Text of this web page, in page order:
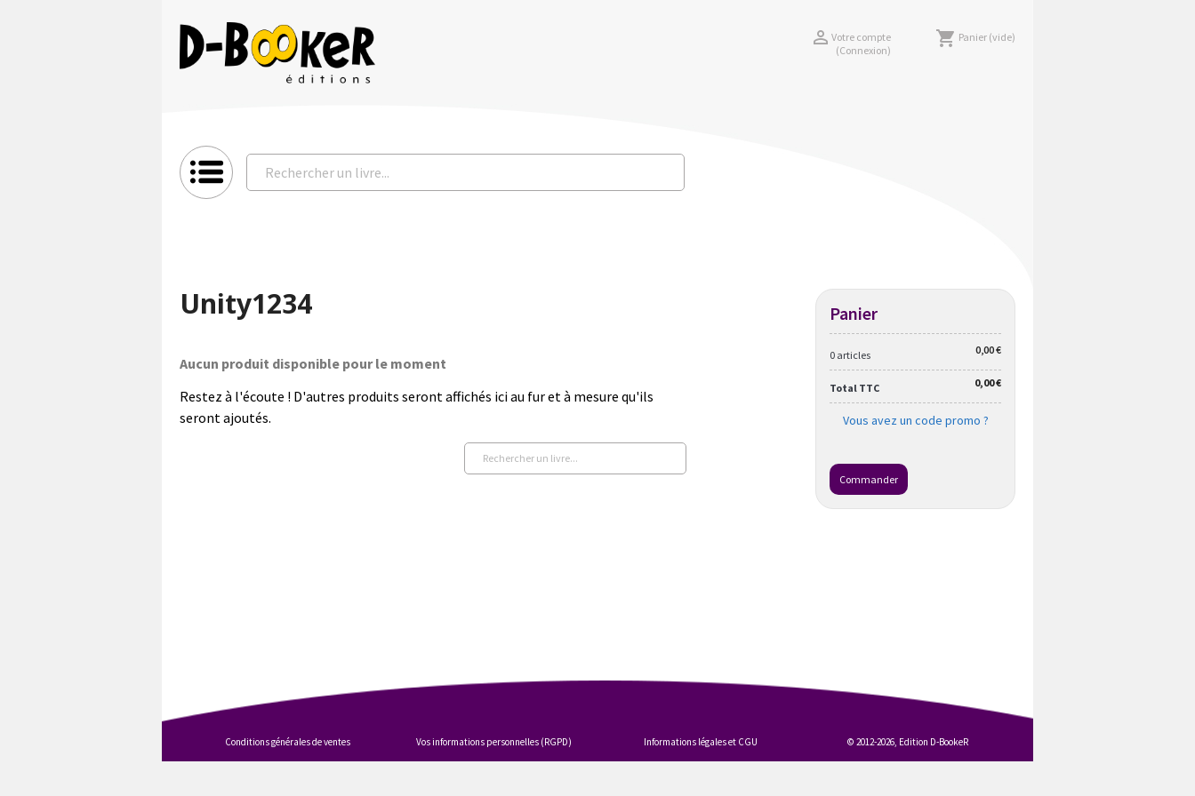
 Votre compte
(Connexion)
shopping_cart Panier (vide)
Unity1234
Aucun produit disponible pour le moment
Restez à l'écoute ! D'autres produits seront affichés ici au fur et à mesure qu'ils
seront ajoutés.
Panier
0 articles 0,00 €
Total TTC 0,00 €
Vous avez un code promo ?
Commander
Conditions générales de ventes Vos informations personnelles (RGPD) Informations légales et CGU © 2012-2026, Edition D-BookeR